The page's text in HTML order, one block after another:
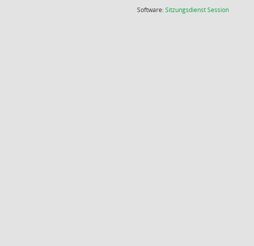
Software:SitzungsdienstSession(Wird in